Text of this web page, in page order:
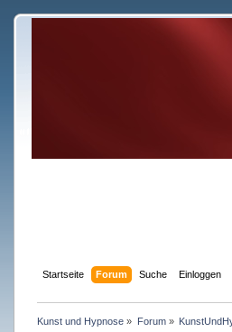
Startseite Forum Suche Einloggen
Kunst und Hypnose » Forum»